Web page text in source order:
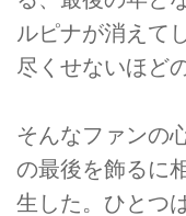
ルピナが消えて
尽くせないほど
そんなファンの
の最後を飾るに
生した。ひとつ